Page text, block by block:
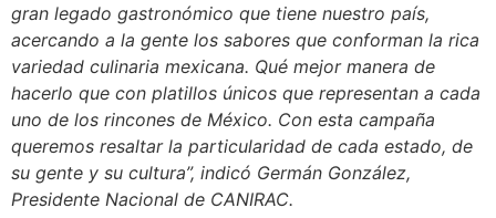
gran legado gastronómico que tiene nuestro país,
acercando a la gente los sabores que conforman la rica
variedad culinaria mexicana. Qué mejor manera de
hacerlo que con platillos únicos que representan a cada
uno de los rincones de México. Con esta campaña
queremos resaltar la particularidad de cada estado, de
su gente y su cultura”, indicó Germán González,
Presidente Nacional de CANIRAC.